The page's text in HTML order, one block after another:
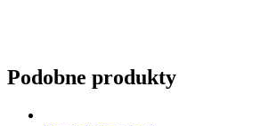
Podobne produkty